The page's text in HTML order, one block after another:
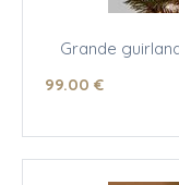
Grande
99.00 €